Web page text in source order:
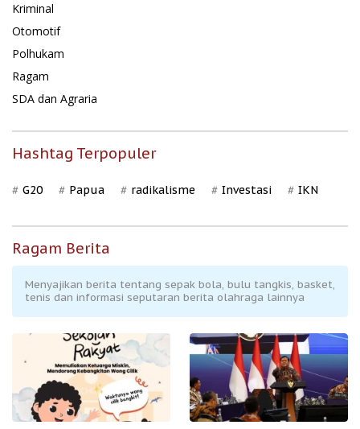
Kriminal
Otomotif
Polhukam
Ragam
SDA dan Agraria
Hashtag Terpopuler
G20 Papua radikalisme Investasi IKN
Ragam Berita
Menyajikan berita tentang sepak bola, bulu tangkis, basket,
tenis dan informasi seputaran berita olahraga lainnya